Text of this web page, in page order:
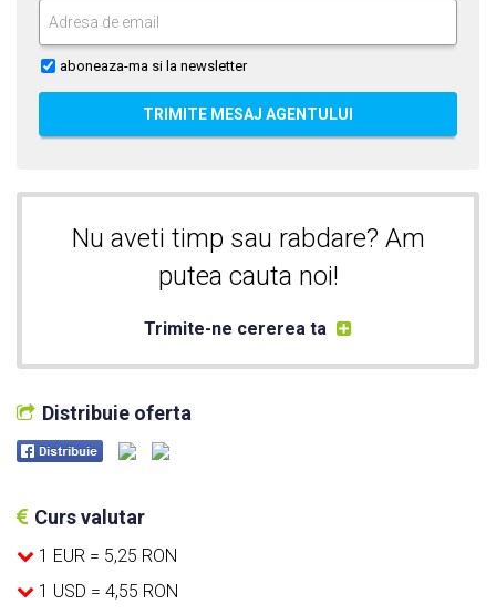
aboneaza-ma si la newsletter
TRIMITE MESAJ AGENTULUI
Nu aveti timp sau rabdare? Am
putea cauta noi!
Trimite-ne cererea ta
Distribuie oferta
Curs valutar
1 EUR = 5,25 RON
1 USD = 4,55 RON